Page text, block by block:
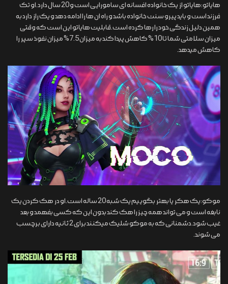
هایاتو:هایاتو از یک خانواده افسانه ای سامورایی است و 20 سال دارد.او تک
فرزند است و باید پیرو سنت خانواده باشد و راه ان ها را ادامه دهد و یک راز دارد به
همین دلیل زندگی خود را رها کرده است.قابلیت هایاتو این است که وقتی
میزان سلامتی شما تا 10% کاهش پیدا کند به میزان 7.5% میزان نفوذ سپر را
کاهش میدهد.
موکو:یک هکر یا بهتر بگوییم یک شبه 20 ساله است.او در هک کردن یک
نابغه است و می تواند همه چیز را هک کند بدون این که کسی بفهمد و بعد
غیب شود.دشمنانی که به موکو شلیک میکنند برای 2 ثانیه دارای برچسب
می شوند.